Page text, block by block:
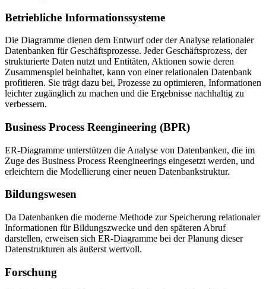
Betriebliche Informationssysteme
Die Diagramme dienen dem Entwurf oder der Analyse relationaler
Datenbanken für Geschäftsprozesse. Jeder Geschäftsprozess, der
strukturierte Daten nutzt und Entitäten, Aktionen sowie deren
Zusammenspiel beinhaltet, kann von einer relationalen Datenbank
profitieren. Sie trägt dazu bei, Prozesse zu optimieren, Informationen
leichter zugänglich zu machen und die Ergebnisse nachhaltig zu
verbessern.
Business Process Reengineering (BPR)
ER-Diagramme unterstützen die Analyse von Datenbanken, die im
Zuge des Business Process Reengineerings eingesetzt werden, und
erleichtern die Modellierung einer neuen Datenbankstruktur.
Bildungswesen
Da Datenbanken die moderne Methode zur Speicherung relationaler
Informationen für Bildungszwecke und den späteren Abruf
darstellen, erweisen sich ER-Diagramme bei der Planung dieser
Datenstrukturen als äußerst wertvoll.
Forschung